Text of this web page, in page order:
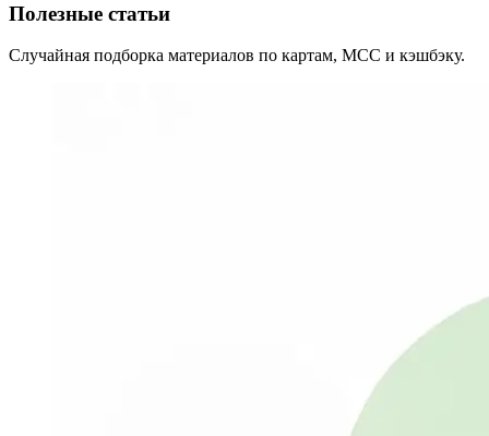
Полезные статьи
Случайная подборка материалов по картам, MCC и кэшбэку.